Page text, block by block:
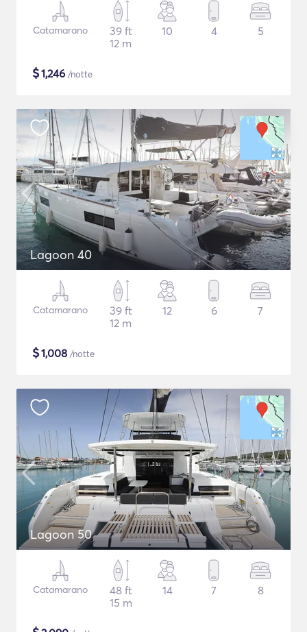
Catamarano
39 ft
12 m
10 4 5
$1,246 /notte
Lagoon 40
Catamarano
39 ft
12 m
12 6 7
$1,008 /notte
Lagoon 50
Catamarano
48 ft
15 m
14 7 8